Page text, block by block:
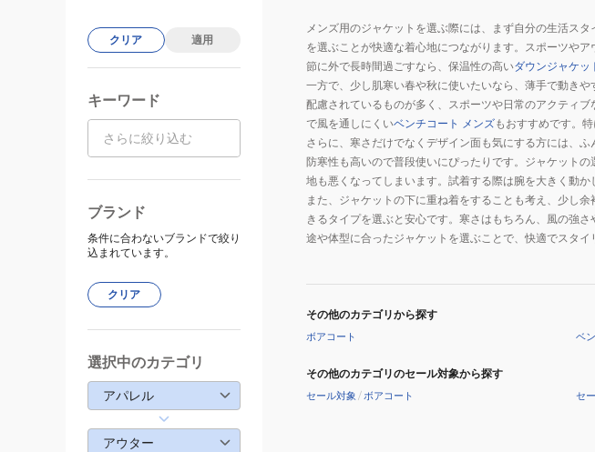
メンズ用のジャケットを選ぶ際には、まず自分の生活ス
を選ぶことが快適な着心地につながります。スポーツや
節に外で長時間過ごすなら、保温性の高いダウンジャケッ
一方で、少し肌寒い春や秋に使いたいなら、薄手で動きや
配慮されているものが多く、スポーツや日常のアクティ
で風を通しにくいベンチコート メンズもおすすめです。
さらに、寒さだけでなくデザイン面も気にする方には、
防寒性も高いので普段使いにぴったりです。ジャケット
地も悪くなってしまいます。試着する際は腕を大きく動
また、ジャケットの下に重ね着をすることも考え、少し
きるタイプを選ぶと安心です。寒さはもちろん、風の強
途や体型に合ったジャケットを選ぶことで、快適でスタ
その他のカテゴリから探す
ボアコート ベ
その他のカテゴリのセール対象から探す
セール対象 /ボアコート セ
クリア 適用
キーワード
ブランド
条件に合わないブランドで絞り
込まれています。
クリア
選択中のカテゴリ
アパレル
アウター